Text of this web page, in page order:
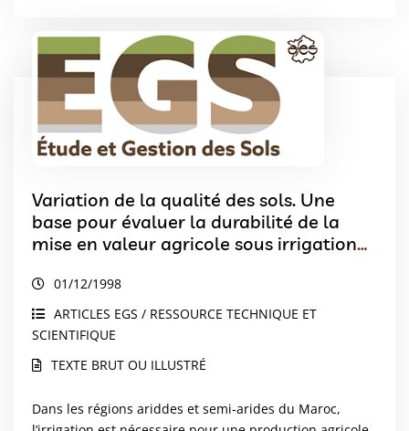
Variation de la qualité des sols. Une
base pour évaluer la durabilité de la
mise en valeur agricole sous irrigation
01/12/1998
ARTICLES EGS / RESSOURCE TECHNIQUE ET
SCIENTIFIQUE
TEXTE BRUT OU ILLUSTRÉ
Dans les régions ariddes et semi-arides du Maroc,